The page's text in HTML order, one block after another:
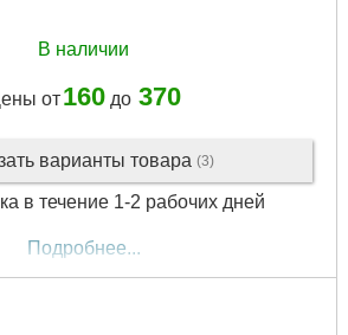
В наличии
от 160до 370
варианты товара (3)
в течение 1-2 рабочих дней
Подробнее...